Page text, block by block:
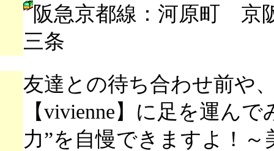
阪急京都線：河原町 京
三条
友達との待ち合わせ前や
【vivienne】に足を運ん
力”を自慢できますよ！